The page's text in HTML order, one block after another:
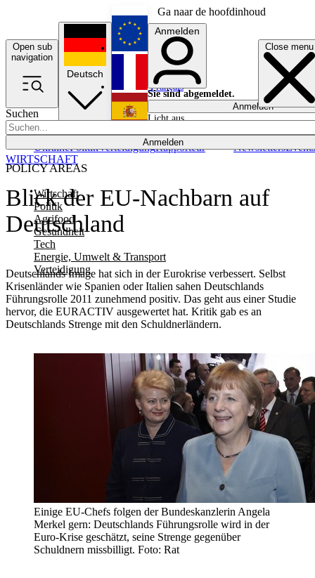
Ga naar de hoofdinhoud
Open sub
navigation
Close menu
Suchen
Anmelden
POLICY AREAS
Wirtschaft
Politik
Agrifood
Gesundheit
Tech
Energie, Umwelt & Transport
Verteidigung
UkrainePolitikVerteidigungRapporteur NewslettersEvents
Deutsch
English
Français
Anmelden
Sie sind abgemeldet.
Anmelden
Licht aus
Blick der EU-Nachbarn auf
Deutschland
Deutschlands Image hat sich in der Eurokrise verbessert. Selbst
Krisenländer wie Spanien oder Italien sahen Deutschlands
Führungsrolle 2011 zunehmend positiv. Das geht aus einer Studie
hervor, die EURACTIV ausgewertet hat. Kritik gab es an
Deutschlands Strenge mit den Schuldnerländern.
WIRTSCHAFT
Einige EU-Chefs folgen der Bundeskanzlerin Angela
Merkel gern: Deutschlands Führungsrolle wird in der
Euro-Krise geschätzt, seine Strenge gegenüber
Schuldnern missbilligt. Foto: Rat